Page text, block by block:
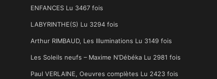
ENFANCES Lu 3467 fois
LABYRINTHE(S) Lu 3294 fois
Arthur RIMBAUD, Les Illuminations Lu 3149 fois
Les Soleils neufs – Maxime N’Débéka Lu 2981 fois
Paul VERLAINE, Oeuvres complètes Lu 2423 fois